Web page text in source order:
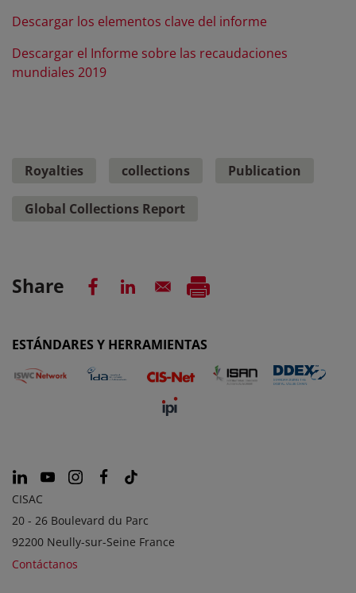
Descargar los elementos clave del informe
Descargar el Informe sobre las recaudaciones
mundiales 2019
Royalties collections Publication
Global Collections Report
Share
ESTÁNDARES Y HERRAMIENTAS
CISAC
20 - 26 Boulevard du Parc
92200 Neully-sur-Seine France
Contáctanos